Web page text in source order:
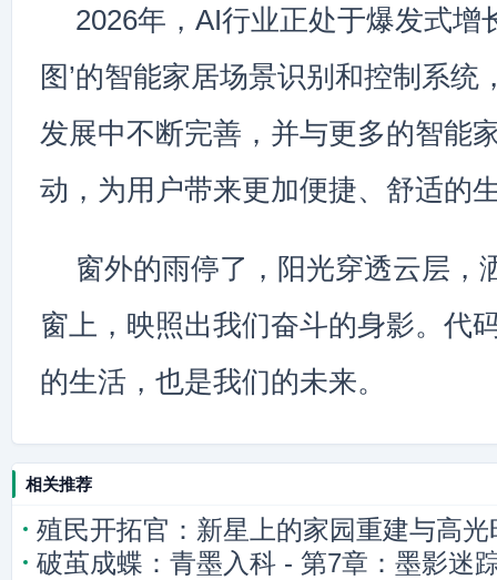
2026年，AI行业正处于爆发式增
图’的智能家居场景识别和控制系统
发展中不断完善，并与更多的智能
动，为用户带来更加便捷、舒适的
窗外的雨停了，阳光穿透云层，
窗上，映照出我们奋斗的身影。代
的生活，也是我们的未来。
相关推荐
殖民开拓官：新星上的家园重建与高光
破茧成蝶：青墨入科 - 第7章：墨影迷